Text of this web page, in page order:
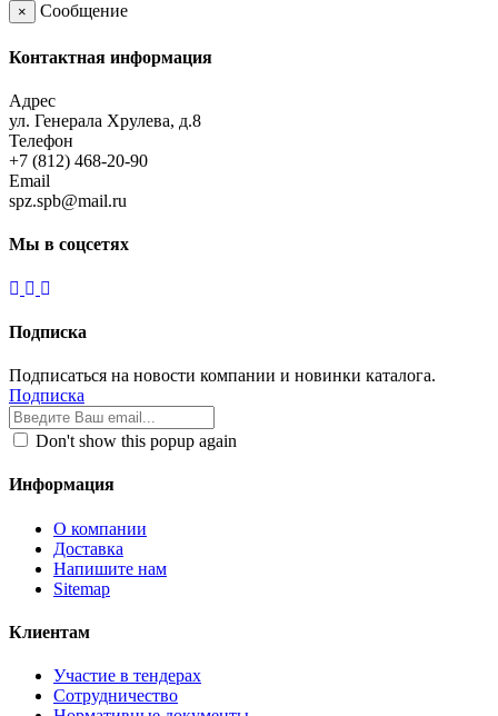
×
Сообщение
Контактная информация
Адрес
ул. Генерала Хрулева, д.8
Телефон
+7 (812) 468-20-90
Email
spz.spb@mail.ru
Мы в соцсетях
Подписка
Подписаться на новости компании и новинки каталога.
Подписка
Don't show this popup again
Информация
О компании
Доставка
Напишите нам
Sitemap
Клиентам
Участие в тендерах
Сотрудничество